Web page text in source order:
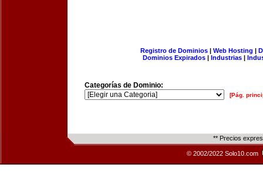
Registro de Dominios| Web Hosting |
Dominios Expirados | Industrias |
Categorías de Dominio:
[Pág.
** Precios
© 2002/2022 Solo10.com